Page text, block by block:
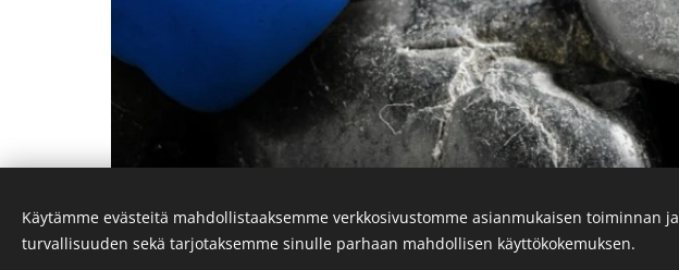
Käytämme evästeitä mahdollistaaksemme verkkosivustomme asianmukaisen toiminnan ja
turvallisuuden sekä tarjotaksemme sinulle parhaan mahdollisen käyttökokemuksen.